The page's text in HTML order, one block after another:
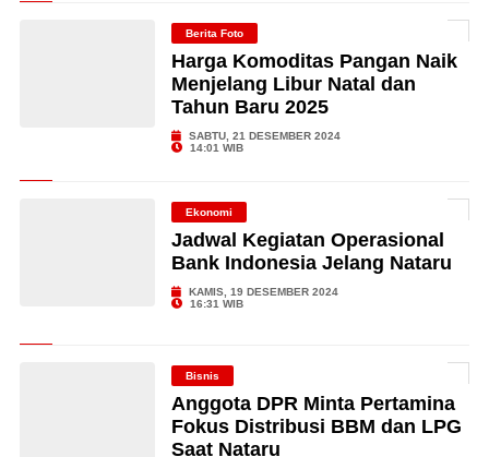
Berita Foto
Harga Komoditas Pangan Naik
Menjelang Libur Natal dan
Tahun Baru 2025
SABTU, 21 DESEMBER 2024
14:01 WIB
Ekonomi
Jadwal Kegiatan Operasional
Bank Indonesia Jelang Nataru
KAMIS, 19 DESEMBER 2024
16:31 WIB
Bisnis
Anggota DPR Minta Pertamina
Fokus Distribusi BBM dan LPG
Saat Nataru